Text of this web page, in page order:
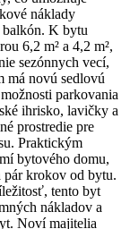
náklady
balkón. K bytu
6,2 m² a 4,2 m²,
sezónnych vecí,
má novú sedlovú
parkovania
ihrisko, lavičky a
prostredie pre
Praktickým
bytového domu,
pár krokov od bytu.
tento byt
nákladov a
Noví majitelia